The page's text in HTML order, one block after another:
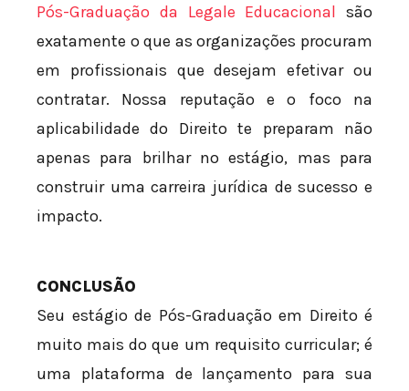
Pós-Graduação da Legale Educacional são
exatamente o que as organizações procuram
em profissionais que desejam efetivar ou
contratar. Nossa reputação e o foco na
aplicabilidade do Direito te preparam não
apenas para brilhar no estágio, mas para
construir uma carreira jurídica de sucesso e
impacto.
CONCLUSÃO
Seu estágio de Pós-Graduação em Direito é
muito mais do que um requisito curricular; é
uma plataforma de lançamento para sua